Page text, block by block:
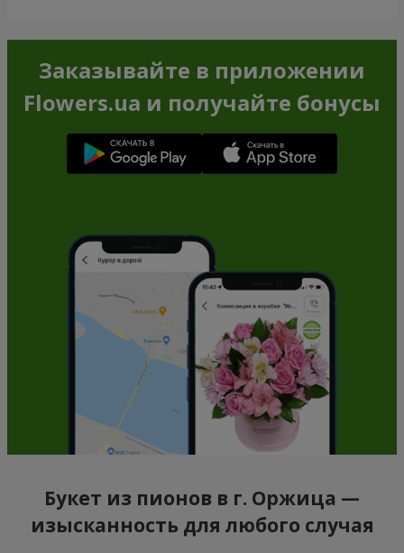
Заказывайте в приложении
Flowers.ua и получайте бонусы
Букет из пионов в г. Оржица —
изысканность для любого случая